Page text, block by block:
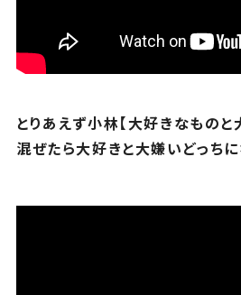
とりあえず小林【大好きなもの
混ぜたら大好きと大嫌いどっちに